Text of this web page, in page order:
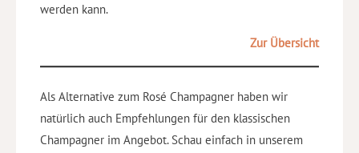
werden kann.
Zur Übersicht
Als Alternative zum Rosé Champagner haben wir
natürlich auch Empfehlungen für den klassischen
Champagner im Angebot. Schau einfach in unserem